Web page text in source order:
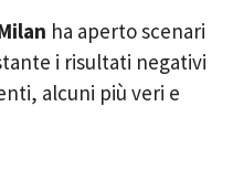
ha aperto scenari
i risultati negativi
alcuni più veri e